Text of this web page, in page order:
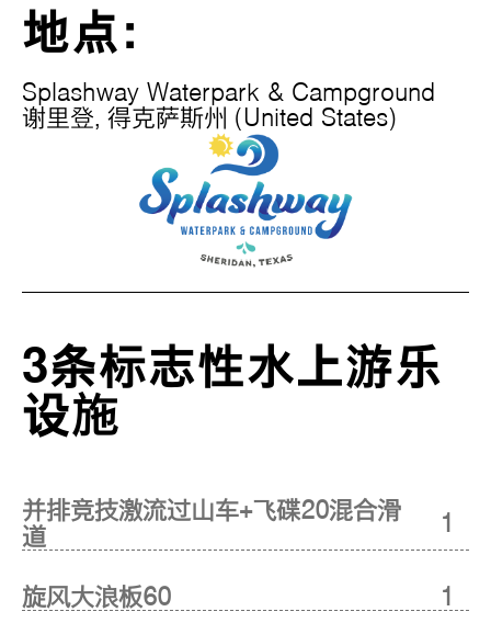
地点：
Splashway Waterpark & Campground
谢里登, 得克萨斯州 (United States)
3条标志性水上游乐
设施
并排竞技激流过山车+飞碟20混合滑
道
1
旋风大浪板60 1